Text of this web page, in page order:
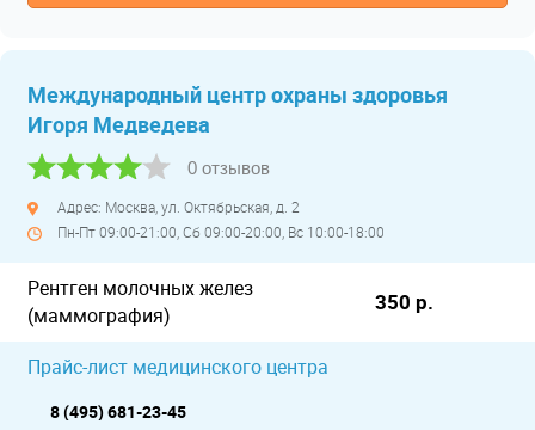
Международный центр охраны здоровья
Игоря Медведева
0 отзывов
Адрес: Москва, ул. Октябрьская, д. 2
Пн-Пт 09:00-21:00, Сб 09:00-20:00, Вс 10:00-18:00
Рентген молочных желез
(маммография)
350 р.
Прайс-лист медицинского центра
8 (495) 681-23-45